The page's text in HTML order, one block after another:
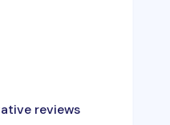
reviews